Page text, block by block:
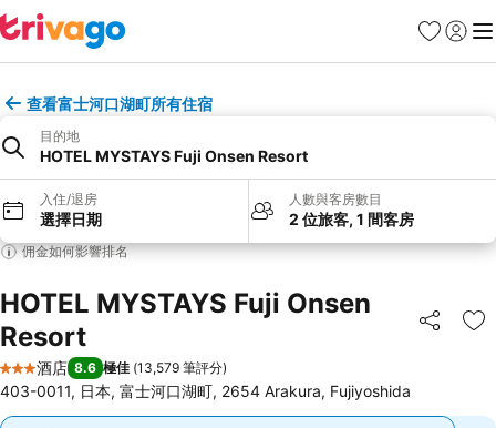
收藏夾
登入 選
查看富士河口湖町所有住宿
目的地
HOTEL MYSTAYS Fuji Onsen Resort
入住/退房
選擇日期
人數與客房數目
2 位旅客, 1 間客房
佣金如何影響排名
HOTEL MYSTAYS Fuji Onsen
Resort
分享 放
3 星級
酒店 8.6 極佳 (13,579 筆評分)
403-0011, 日本, 富士河口湖町, 2654 Arakura, Fujiyoshida